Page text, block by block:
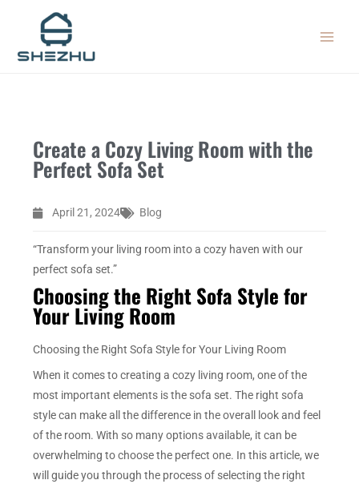
content
Create a Cozy Living Room with the
Perfect Sofa Set
April 21, 2024 Blog
“Transform your living room into a cozy haven with our
perfect sofa set.”
Choosing the Right Sofa Style for
Your Living Room
Choosing the Right Sofa Style for Your Living Room
When it comes to creating a cozy living room, one of the
most important elements is the sofa set. The right sofa
style can make all the difference in the overall look and feel
of the room. With so many options available, it can be
overwhelming to choose the perfect one. In this article, we
will guide you through the process of selecting the right